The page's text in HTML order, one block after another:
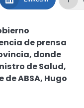
de prensa
donde
de Salud,
ABSA, Hugo